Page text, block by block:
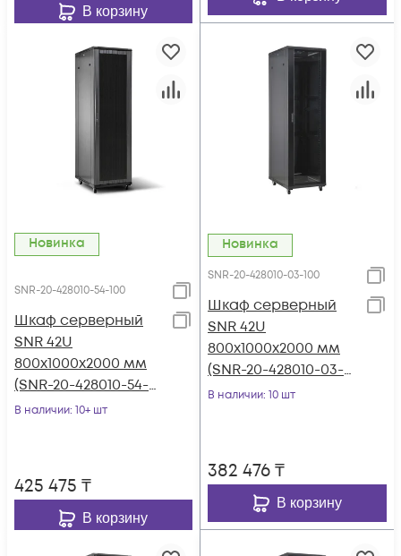
В корзину
Новинка
SNR-20-428010-54-100
Шкаф серверный
SNR 42U
800x1000x2000 мм
(SNR-20-428010-54-
100)
В наличии: 10+ шт
425 475 ₸
В корзину
Новинка
SNR-20-428010-03-100
Шкаф серверный
SNR 42U
800x1000x2000 мм
(SNR-20-428010-03-
100)
В наличии: 10 шт
382 476₸
В корзину